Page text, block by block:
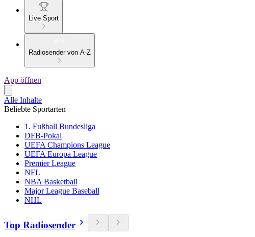
Live Sport
Radiosender von A-Z
App öffnen
Alle Inhalte
Beliebte Sportarten
1. Fußball Bundesliga
DFB-Pokal
UEFA Champions League
UEFA Europa League
Premier League
NFL
NBA Basketball
Major League Baseball
NHL
Top Radiosender